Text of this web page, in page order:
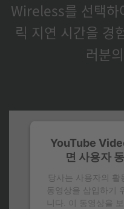
Wireless를 선택하
릭 지연 시간을 경
러분
YouTube
면 사용자
당사는 사용자의
동영상을 삽입하기
니다. 이 동영상을